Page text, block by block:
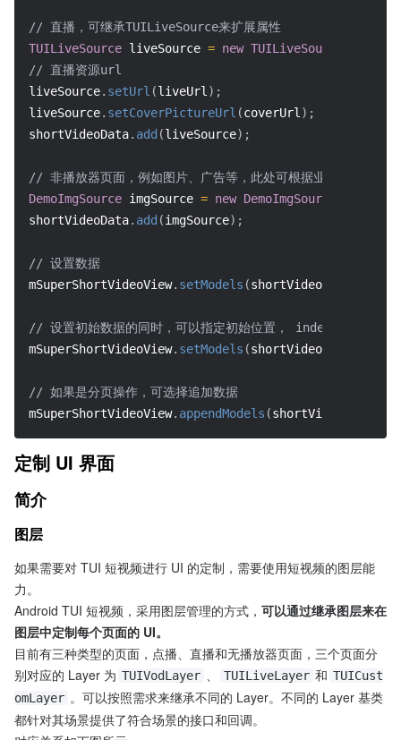
// 直播，可继承TUILiveSource来扩展属性
TUILiveSource liveSource = new TUILiveSource
// 直播资源url
liveSource. setUrl (liveUrl ) ;
liveSource. setCoverPictureUrl (coverUrl ) ;
shortVideoData. add (liveSource) ;
// 非播放器页面，例如图片、广告等，此处可根据业务需求定制
DemoImgSource imgSource = new DemoImgSource
shortVideoData. add (imgSource) ;
// 设置数据
mSuperShortVideoView. setModels (shortVideoData
// 设置初始数据的同时，可以指定初始位置， index 超过集合
mSuperShortVideoView. setModels (shortVideoData
// 如果是分页操作，可选择追加数据
mSuperShortVideoView. appendModels (shortVideoData
定制 UI 界面
简介
图层
如果需要对 TUI 短视频进行 UI 的定制，需要使用短视频的图层能
力。
Android TUI 短视频，采用图层管理的方式， 可以通过继承图层来在
图层中定制每个页面的 UI。
目前有三种类型的页面，点播、直播和无播放器页面，三个页面分
别对应的 Layer 为 TUIVodLayer 、 TUILiveLayer 和 TUICust
omLayer 。可以按照需求来继承不同的 Layer。不同的 Layer 基类
都针对其场景提供了符合场景的接口和回调。